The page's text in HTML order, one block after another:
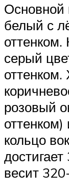
Основной
белый с
серый
розовый
кольцо
весит